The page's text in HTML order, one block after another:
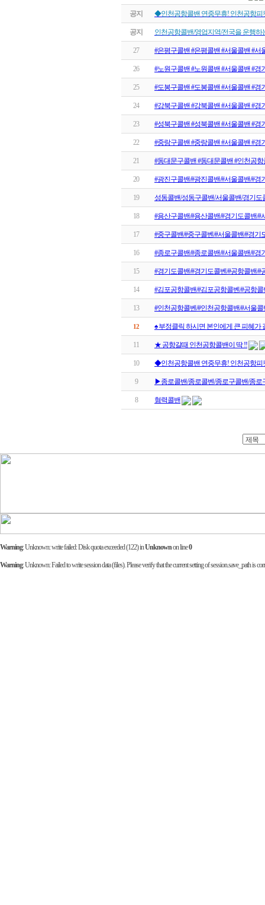
공지 ◆인천공항콜밴 연중무휴! 인천공항
공지 인천공항콜밴/영업지역/전국을 운행하
27 #은평구콜밴 #은평콜밴 #서울콜밴 #
26 #노원구콜밴 #노원콜밴 #서울콜밴 #
25 #도봉구콜밴 #도봉콜밴 #서울콜밴 #
24 #강북구콜밴 #강북콜밴 #서울콜밴 #
23 #성북구콜밴 #성북콜밴 #서울콜밴 #
22 #중랑구콜밴 #중랑콜밴 #서울콜밴 #
21 #동대문구콜밴 #동대문콜밴 #인천공
20 #광진구콜밴/#광진콜밴/#서울콜밴/#
19 성동콜밴/성동구콜밴/서울콜밴/경기
18 #용산구콜밴/#용산콜밴/#경기도콜밴/#
17 #중구콜밴/#중구콜벤/#서울콜밴/#경기
16 #종로구콜밴/#종로콜밴/#서울콜밴/#
15 #경기도콜밴/#경기도콜벤/#공항콜밴/
14 #김포공항콜밴/#김포공항콜벤/#공항
13 #인천공항콜벤/#인천공항콜밴/#서울
12 ♠ 부정클릭 하시면 본인에게 큰 피혜가
11 ★ 공항갈때 인천공항콜밴이 딱 !!
10 ◆인천공항콜밴 연중무휴! 인천공항
9 ▶종로콜밴/종로콜벤/종로구콜밴/종
8 혐력콜밴
Warning: Unknown: write failed: Disk quota exceeded (122) inUnknownon line0
Warning: Unknown: Failed to write session data (files). Please verify that the current setting of session.save_path is